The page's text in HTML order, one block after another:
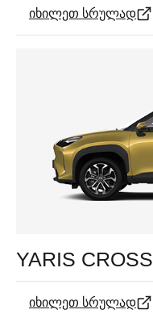
იხილეთ სრულად
YARIS CROSS
იხილეთ სრულად